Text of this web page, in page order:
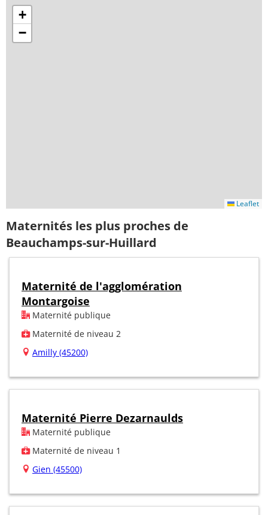
+
−
Leaflet
Maternités les plus proches de
Beauchamps-sur-Huillard
Maternité de l'agglomération
Montargoise
Maternité publique
Maternité de niveau 2
Amilly (45200)
Maternité Pierre Dezarnaulds
Maternité publique
Maternité de niveau 1
Gien (45500)